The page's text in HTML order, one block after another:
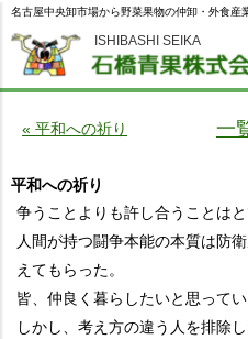
ISHIBASHI SEIKA
名古屋中央卸市場から野菜果物の仲卸・外食産
« 平和への祈り 一
平和への祈り
争うことよりも許し合うことは
人間が持つ闘争本能の本質は防
えてもらった。
皆、仲良く暮らしたいと思ってい
しかし、考え方の違う人を排除